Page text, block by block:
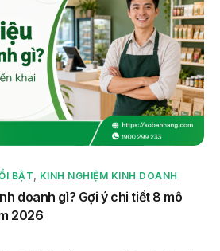
BẬT, KINH NGHIỆM KINH DOANH
doanh gì? Gợi ý chi tiết 8 mô
2026